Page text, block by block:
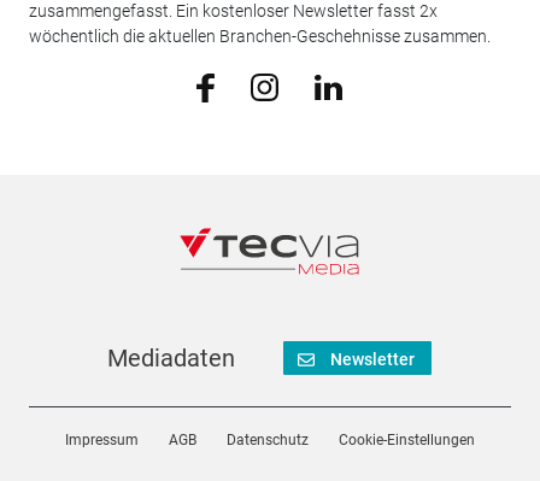
zusammengefasst. Ein kostenloser Newsletter fasst 2x
wöchentlich die aktuellen Branchen-Geschehnisse zusammen.
Mediadaten Newsletter
Impressum AGB Datenschutz Cookie-Einstellungen